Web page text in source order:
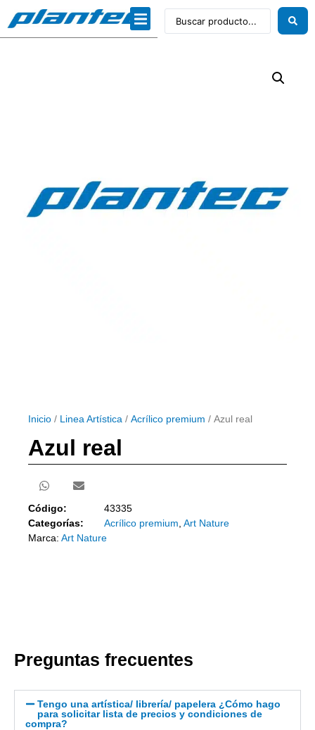
Inicio / Linea Artística / Acrílico premium / Azul real
Azul real
Código:
43335
Categorías:
Acrílico premium Art Nature
Marca: Art Nature
Preguntas frecuentes
Tengo una artística/ librería/ papelera ¿Cómo hago
para solicitar lista de precios y condiciones de
compra?